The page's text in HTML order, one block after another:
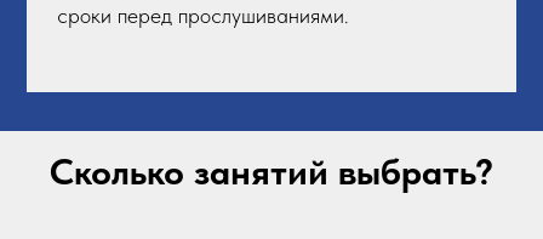
сроки перед прослушиваниями.
Сколько занятий выбрать?